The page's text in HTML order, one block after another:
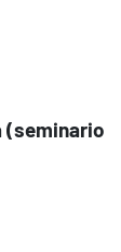
(seminario